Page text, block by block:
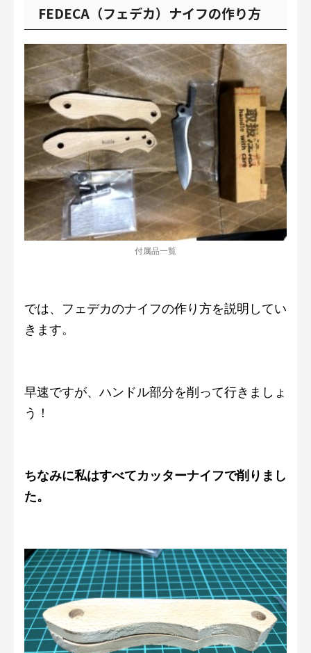
FEDECA（フェデカ）ナイフの作り方
付属品一覧
では、フェデカのナイフの作り方を説明してい
きます。
早速ですが、ハンドル部分を削って行きましょ
う！
ちなみに私はすべてカッターナイフで削りまし
た。